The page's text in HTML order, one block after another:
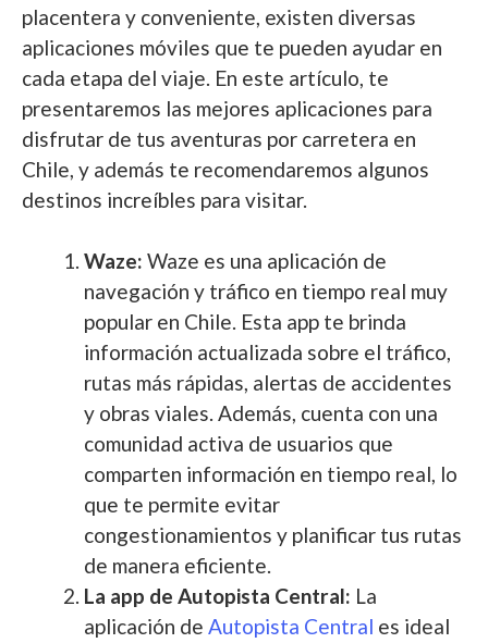
placentera y conveniente, existen diversas
aplicaciones móviles que te pueden ayudar en
cada etapa del viaje. En este artículo, te
presentaremos las mejores aplicaciones para
disfrutar de tus aventuras por carretera en
Chile, y además te recomendaremos algunos
destinos increíbles para visitar.
Waze: Waze es una aplicación de
navegación y tráfico en tiempo real muy
popular en Chile. Esta app te brinda
información actualizada sobre el tráfico,
rutas más rápidas, alertas de accidentes
y obras viales. Además, cuenta con una
comunidad activa de usuarios que
comparten información en tiempo real, lo
que te permite evitar
congestionamientos y planificar tus rutas
de manera eficiente.
La app de Autopista Central: La
aplicación de Autopista Central es ideal